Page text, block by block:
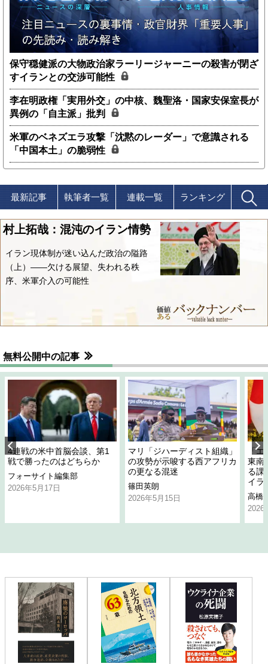
保守穏健派の大物政治家ラーリージャーニーの殺害が閉ざ
すイランとの交渉可能性
李在明政権「実用外交」の中核、魏聖洛・国家安保室長が
異例の「自主派」批判
米軍のベネズエラ攻撃「沈黙のレーダー」で意識される
「中国本土」の脆弱性
最新記事 執筆者一覧 連載一覧 ランキング
村上拓哉：混沌のイラン情勢
イラン現体制が迷い込んだ政治の隘路
（上）――欠ける展望、失われる秩
序、米軍介入の可能性
無料公開中の記事
4連戦の米中首脳会談、第1
戦で勝ったのはどちらか
フォーサイト編集部
2026年5月17日
マリ「ジハーディスト組織」
の攻勢が示唆する西アフリカ
の更なる混迷
篠田英朗
2026年5月15日
「
東南
る課
イラ
高橋
2026